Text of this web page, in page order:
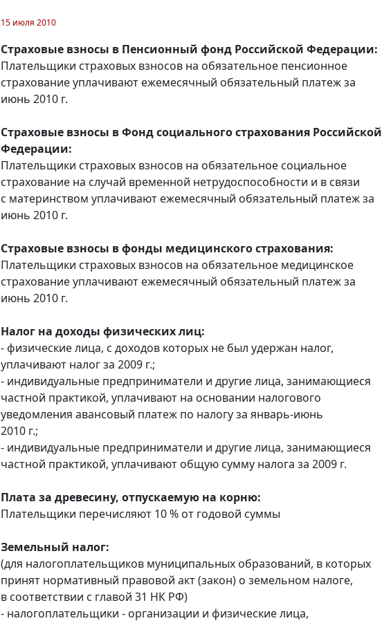
15 июля 2010
Страховые взносы в Пенсионный фонд Российской Федерации:
Плательщики страховых взносов на обязательное пенсионное
страхование уплачивают ежемесячный обязательный платеж за
июнь 2010 г.
Страховые взносы в Фонд социального страхования Российской
Федерации:
Плательщики страховых взносов на обязательное социальное
страхование на случай временной нетрудоспособности и в связи
с материнством уплачивают ежемесячный обязательный платеж за
июнь 2010 г.
Страховые взносы в фонды медицинского страхования:
Плательщики страховых взносов на обязательное медицинское
страхование уплачивают ежемесячный обязательный платеж за
июнь 2010 г.
Налог на доходы физических лиц:
- физические лица, с доходов которых не был удержан налог,
уплачивают налог за 2009 г.;
- индивидуальные предприниматели и другие лица, занимающиеся
частной практикой, уплачивают на основании налогового
уведомления авансовый платеж по налогу за январь-июнь
2010 г.;
- индивидуальные предприниматели и другие лица, занимающиеся
частной практикой, уплачивают общую сумму налога за 2009 г.
Плата за древесину, отпускаемую на корню:
Плательщики перечисляют 10 % от годовой суммы
Земельный налог:
(для налогоплательщиков муниципальных образований, в которых
принят нормативный правовой акт (закон) о земельном налоге,
в соответствии с главой 31 НК РФ)
- налогоплательщики - организации и физические лица,